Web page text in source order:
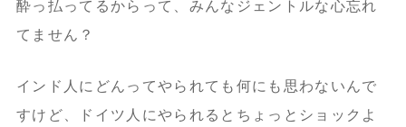
酔っ払ってるからって、みんなジェントルな心忘れ
てません？
インド人にどんってやられても何にも思わないんで
すけど、ドイツ人にやられるとちょっとショックよ